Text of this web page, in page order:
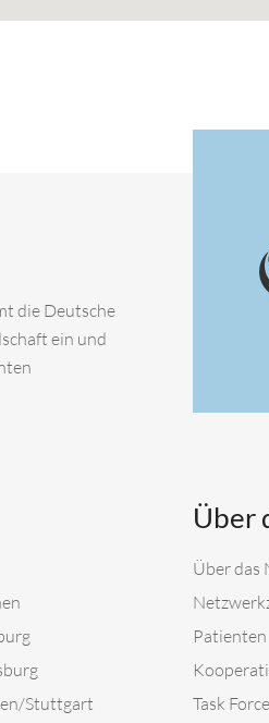
die Deutsche
ein und
Stuttgart
Über
Über das
Patienten
Task